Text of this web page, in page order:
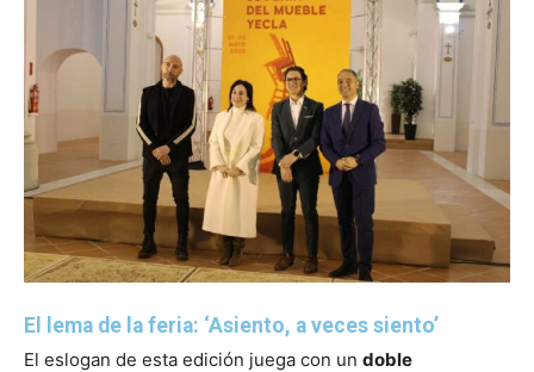
El lema de la feria: ‘Asiento, a veces siento’
El eslogan de esta edición juega con un doble